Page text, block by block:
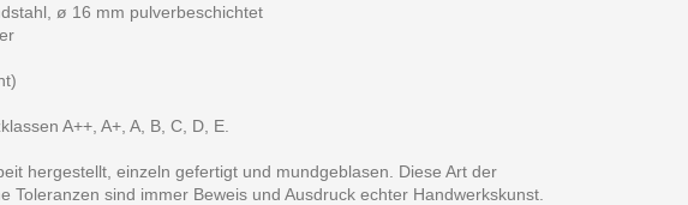
ø 16 mm pulverbeschichtet
A++, A+, A, B, C, D, E.
hergestellt, einzeln gefertigt und mundgeblasen. Diese Art der
sind immer Beweis und Ausdruck echter Handwerkskunst.